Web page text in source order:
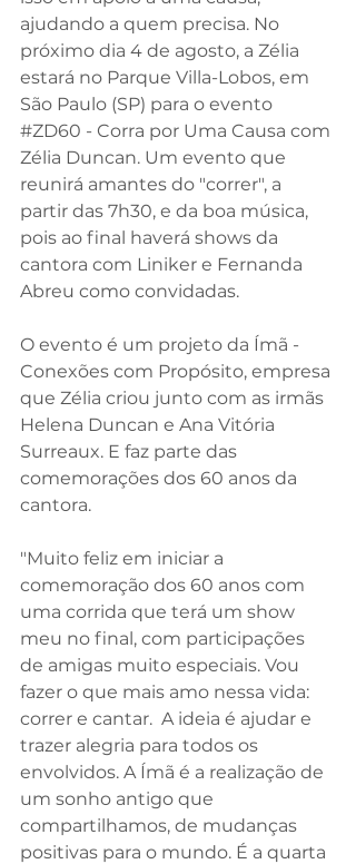
ajudando a quem precisa. No
próximo dia 4 de agosto, a Zélia
estará no Parque Villa-Lobos, em
São Paulo (SP) para o evento
#ZD60 - Corra por Uma Causa com
Zélia Duncan. Um evento que
reunirá amantes do "correr", a
partir das 7h30, e da boa música,
pois ao final haverá shows da
cantora com Liniker e Fernanda
Abreu como convidadas.
O evento é um projeto da Ímã -
Conexões com Propósito, empresa
que Zélia criou junto com as irmãs
Helena Duncan e Ana Vitória
Surreaux. E faz parte das
comemorações dos 60 anos da
cantora.
"Muito feliz em iniciar a
comemoração dos 60 anos com
uma corrida que terá um show
meu no final, com participações
de amigas muito especiais. Vou
fazer o que mais amo nessa vida:
correr e cantar.  A ideia é ajudar e
trazer alegria para todos os
envolvidos. A Ímã é a realização de
um sonho antigo que
compartilhamos, de mudanças
positivas para o mundo. É a quarta